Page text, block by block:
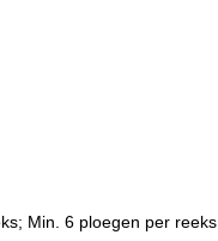
Min. 6 ploegen per reeks,